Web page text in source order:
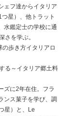
ェフ達からイタリア
星）、他トラット
水鑑定士の学校に通
さを学ぶ。
歩き方イタリアロ
る～イタリア郷土料
ズに2年在住。フラ
ンス菓子を学び、調
星）と、Le